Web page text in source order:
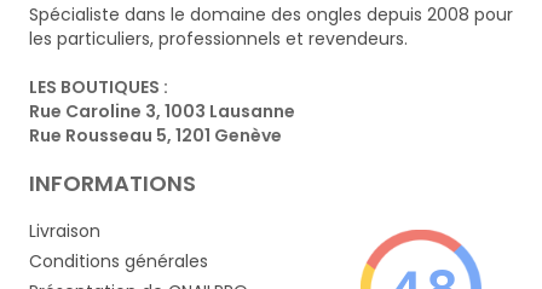
Spécialiste dans le domaine des ongles depuis 2008 pour
les particuliers, professionnels et revendeurs.
LES BOUTIQUES :
Rue Caroline 3, 1003 Lausanne
Rue Rousseau 5, 1201 Genève
INFORMATIONS
Livraison
Conditions générales